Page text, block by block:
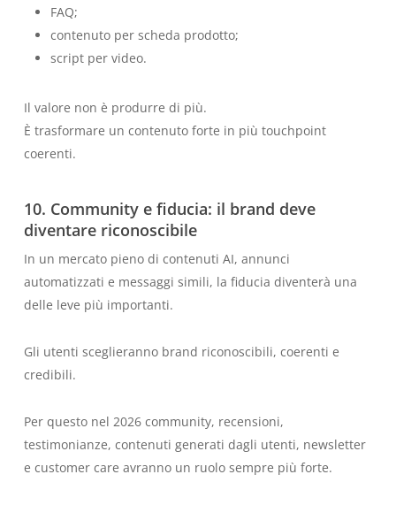
FAQ;
contenuto per scheda prodotto;
script per video.
Il valore non è produrre di più.
È trasformare un contenuto forte in più touchpoint
coerenti.
10. Community e fiducia: il brand deve
diventare riconoscibile
In un mercato pieno di contenuti AI, annunci
automatizzati e messaggi simili, la fiducia diventerà una
delle leve più importanti.
Gli utenti sceglieranno brand riconoscibili, coerenti e
credibili.
Per questo nel 2026 community, recensioni,
testimonianze, contenuti generati dagli utenti, newsletter
e customer care avranno un ruolo sempre più forte.